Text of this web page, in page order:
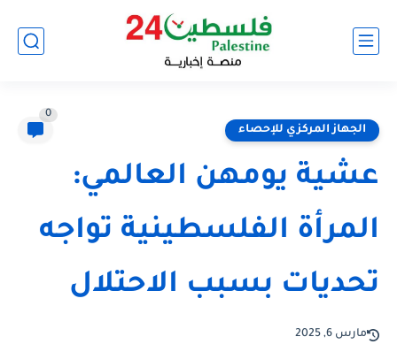
الجهاز المركزي للإحصاء
0
عشية يومهن العالمي:
المرأة الفلسطينية تواجه
تحديات بسبب الاحتلال
مارس 6, 2025